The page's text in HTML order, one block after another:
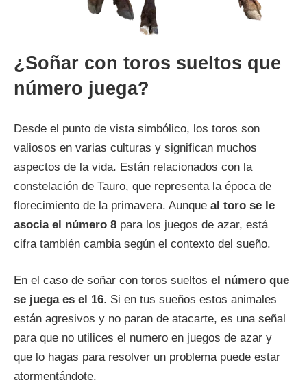
¿Soñar con toros sueltos que
número juega?
Desde el punto de vista simbólico, los toros son
valiosos en varias culturas y significan muchos
aspectos de la vida. Están relacionados con la
constelación de Tauro, que representa la época de
florecimiento de la primavera. Aunque al toro se le
asocia el número 8 para los juegos de azar, está
cifra también cambia según el contexto del sueño.
En el caso de soñar con toros sueltos el número que
se juega es el 16. Si en tus sueños estos animales
están agresivos y no paran de atacarte, es una señal
para que no utilices el numero en juegos de azar y
que lo hagas para resolver un problema puede estar
atormentándote.